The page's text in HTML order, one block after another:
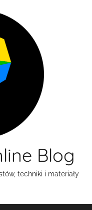
Blog
techniki i materiały